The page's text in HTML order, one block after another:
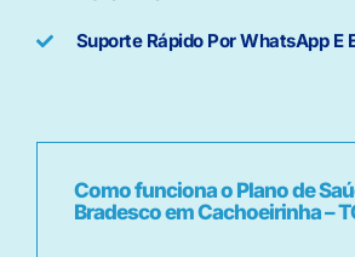
Suporte Rápido Por WhatsApp E
Como funciona o Plano de
Bradesco em Cachoeirinha –